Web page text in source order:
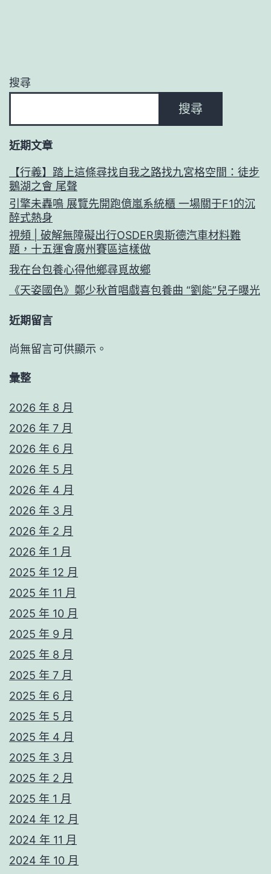
搜尋
搜尋
近期文章
【行義】踏上這條尋找自我之路找九宮格空間：徒步
鵝湖之會 尾聲
引擎未轟鳴 展覽先開跑億嵐系統櫃 一場關于F1的沉
醉式熱身
視頻 | 破解無障礙出行OSDER奧斯德汽車材料難
題，十五運會廣州賽區這樣做
我在台包養心得他鄉尋覓故鄉
《天姿國色》鄭少秋首唱戲喜包養曲 “劉能”兒子曝光
近期留言
尚無留言可供顯示。
彙整
2026 年 8 月
2026 年 7 月
2026 年 6 月
2026 年 5 月
2026 年 4 月
2026 年 3 月
2026 年 2 月
2026 年 1 月
2025 年 12 月
2025 年 11 月
2025 年 10 月
2025 年 9 月
2025 年 8 月
2025 年 7 月
2025 年 6 月
2025 年 5 月
2025 年 4 月
2025 年 3 月
2025 年 2 月
2025 年 1 月
2024 年 12 月
2024 年 11 月
2024 年 10 月